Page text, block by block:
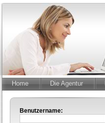
Home Die Agentur
Benutzername: